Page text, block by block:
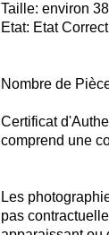
Taille: environ
Etat: Etat Correct
Nombre de
Certificat
comprend une
Les
pas